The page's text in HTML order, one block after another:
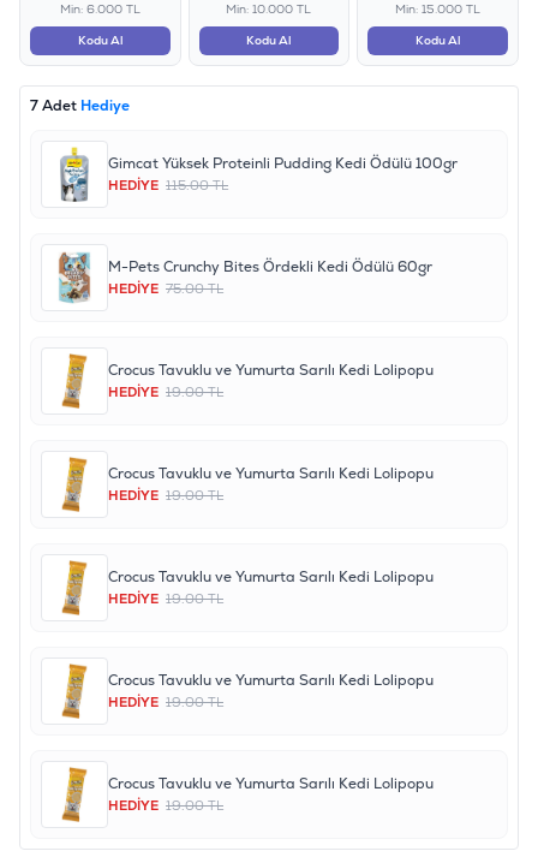
Min: 6.000 TL
Kodu Al
Min: 10.000 TL
Kodu Al
Min: 15.000 TL
Kodu Al
7 Adet Hediye
Gimcat Yüksek Proteinli Pudding Kedi Ödülü 100gr
HEDİYE 115.00 TL
M-Pets Crunchy Bites Ördekli Kedi Ödülü 60gr
HEDİYE 75.00 TL
Crocus Tavuklu ve Yumurta Sarılı Kedi Lolipopu
HEDİYE 19.00 TL
Crocus Tavuklu ve Yumurta Sarılı Kedi Lolipopu
HEDİYE 19.00 TL
Crocus Tavuklu ve Yumurta Sarılı Kedi Lolipopu
HEDİYE 19.00 TL
Crocus Tavuklu ve Yumurta Sarılı Kedi Lolipopu
HEDİYE 19.00 TL
Crocus Tavuklu ve Yumurta Sarılı Kedi Lolipopu
HEDİYE 19.00 TL